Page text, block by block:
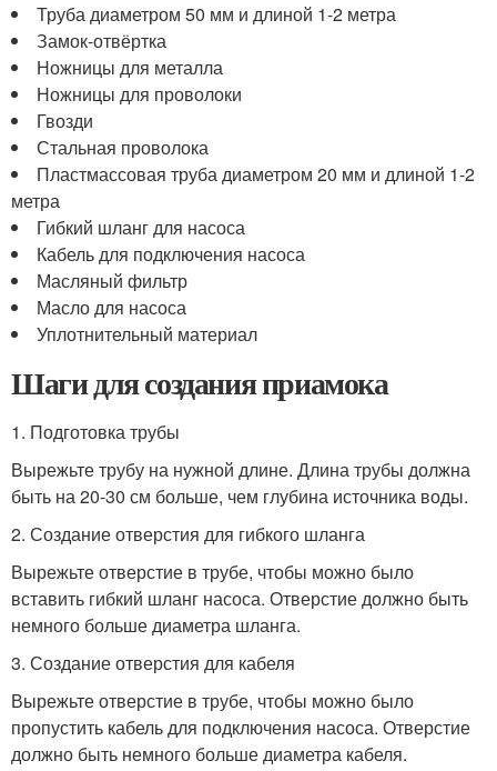
Труба диаметром 50 мм и длиной 1-2 метра
Замок-отвёртка
Ножницы для металла
Ножницы для проволоки
Гвозди
Стальная проволока
Пластмассовая труба диаметром 20 мм и длиной 1-2
метра
Гибкий шланг для насоса
Кабель для подключения насоса
Масляный фильтр
Масло для насоса
Уплотнительный материал
Шаги для создания приамока
1. Подготовка трубы
Вырежьте трубу на нужной длине. Длина трубы должна
быть на 20-30 см больше, чем глубина источника воды.
2. Создание отверстия для гибкого шланга
Вырежьте отверстие в трубе, чтобы можно было
вставить гибкий шланг насоса. Отверстие должно быть
немного больше диаметра шланга.
3. Создание отверстия для кабеля
Вырежьте отверстие в трубе, чтобы можно было
пропустить кабель для подключения насоса. Отверстие
должно быть немного больше диаметра кабеля.